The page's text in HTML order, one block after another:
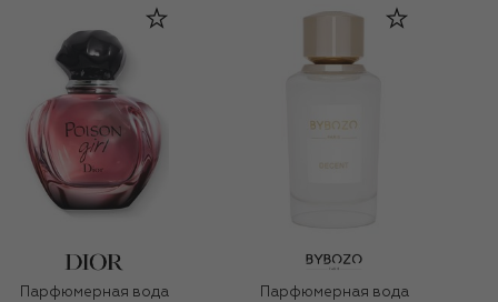
Парфюмерная вода
Парфюмерная вода